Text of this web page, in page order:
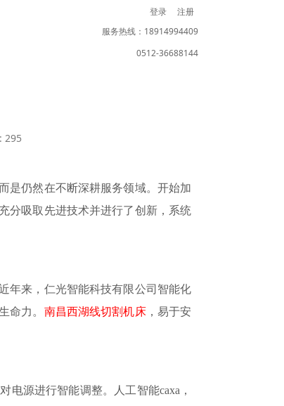
登录
注册
服务热线：18914994409
0512-36688144
295
是仍然在不断深耕服务领域。开始加
分吸取先进技术并进行了创新，系统
年来，仁光智能科技有限公司智能化
命力。 南昌西湖线切割机床， 易于安
电源进行智能调整。人工智能caxa，